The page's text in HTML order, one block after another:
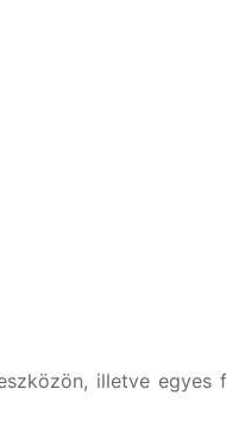
illetve egyes